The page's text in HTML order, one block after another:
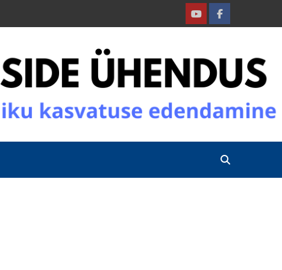
YoutubeFacebook